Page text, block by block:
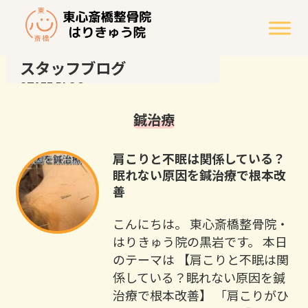
スタッフブログ
STAFF BLOG
鍼治療
肩こりと不眠は関係している？
眠れない原因を鍼治療で根本改
善
こんにちは。 東心斎橋整骨院・
はりきゅう院の黒岩です。 本日
のテーマは 【肩こりと不眠は関
係している？眠れない原因を鍼
治療で根本改善】 「肩こりがひ